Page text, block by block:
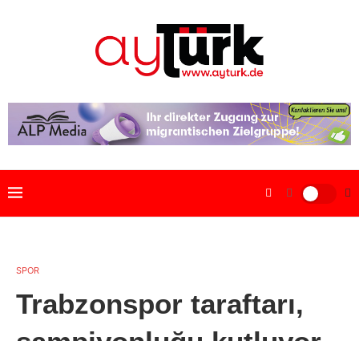
SPOR
Trabzonspor taraftarı,